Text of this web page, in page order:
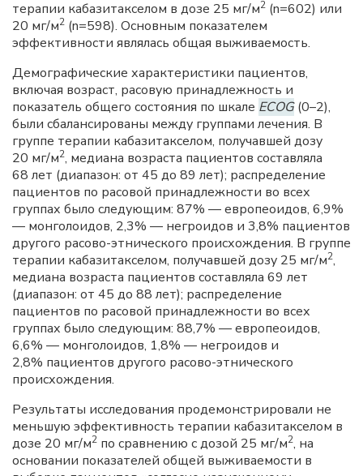
терапии кабазитакселом в дозе 25 мг/м2 (n=602) или
20 мг/м2 (n=598). Основным показателем
эффективности являлась общая выживаемость.
Демографические характеристики пациентов,
включая возраст, расовую принадлежность и
показатель общего состояния по шкале ECOG(0–2),
были сбалансированы между группами лечения. В
группе терапии кабазитакселом, получавшей дозу
20 мг/м2, медиана возраста пациентов составляла
68 лет (диапазон: от 45 до 89 лет); распределение
пациентов по расовой принадлежности во всех
группах было следующим: 87% — европеоидов, 6,9%
— монголоидов, 2,3% — негроидов и 3,8% пациентов
другого расово-этнического происхождения. В группе
терапии кабазитакселом, получавшей дозу 25 мг/м2,
медиана возраста пациентов составляла 69 лет
(диапазон: от 45 до 88 лет); распределение
пациентов по расовой принадлежности во всех
группах было следующим: 88,7% — европеоидов,
6,6% — монголоидов, 1,8% — негроидов и
2,8% пациентов другого расово-этнического
происхождения.
Результаты исследования продемонстрировали не
меньшую эффективность терапии кабазитакселом в
дозе 20 мг/м2 по сравнению с дозой 25 мг/м2, на
основании показателей общей выживаемости в